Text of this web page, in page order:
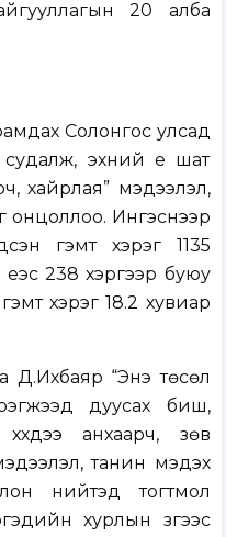
20 алба
Солонгос улсад
судалж, эхний үе шат
хайрлая” мэдээлэл,
онцоллоо. Ингэснээр
гэмт хэрэг 1135
238 хэргээр буюу
гэмт хэрэг 18.2 хувиар
“Энэ төсөл
дуусах биш,
анхаарч, зөв
танин мэдэх
нийтэд тогтмол
хурлын зүгээс